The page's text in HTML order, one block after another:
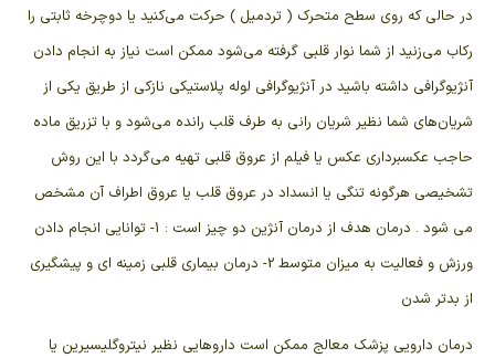
در حالی که روی سطح متحرک ( تردمیل ) حرکت می‌کنید یا دوچرخه ثابتی را
رکاب می‌زنید از شما نوار قلبی گرفته می‌شود ممکن است نیاز به انجام دادن
آنژیوگرافی داشته باشید در آنژیوگرافی لوله پلاستیکی نازکی از طریق یکی از
شریان‌های شما نظیر شریان رانی به طرف قلب رانده می‌شود و با تزریق ماده
حاجب عکسبرداری عکس یا فیلم از عروق قلبی تهیه می‌گردد با این روش
تشخیصی هرگونه تنگی یا انسداد در عروق قلب یا عروق اطراف آن مشخص
می شود . درمان هدف از درمان آنژین دو چیز است : 1- توانایی انجام دادن
ورزش و فعالیت به میزان متوسط 2- درمان بیماری قلبی زمینه ای و پیشگیری
از بدتر شدن
درمان دارویی پزشک معالج ممکن است داروهایی نظیر نیتروگلیسیرین یا